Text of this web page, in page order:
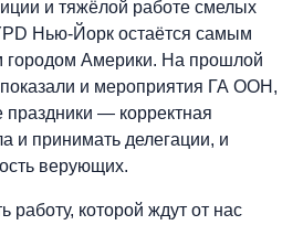
и тяжёлой работе смелых
Нью-Йорк остаётся самым
городом Америки. На прошлой
показали и мероприятия ГА ООН,
— корректная
и принимать делегации, и
верующих.
которой ждут от нас